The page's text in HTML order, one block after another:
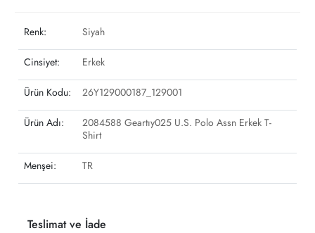
Renk: Siyah
Cinsiyet: Erkek
Ürün Kodu: 26Y129000187_129001
Ürün Adı:
2084588 Geartıy025 U.S. Polo Assn Erkek T-
Shirt
Menşei: TR
Teslimat ve İade